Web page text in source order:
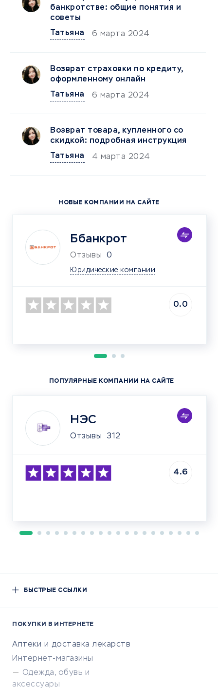
банкротстве: общие понятия и
советы
Татьяна
6 марта 2024
Возврат страховки по кредиту,
оформленному онлайн
Татьяна
6 марта 2024
Возврат товара, купленного со
скидкой: подробная инструкция
Татьяна
4 марта 2024
НОВЫЕ КОМПАНИИ НА САЙТЕ
Ббанкрот
Отзывы 0
Юридические компании
0.0
ПОПУЛЯРНЫЕ КОМПАНИИ НА САЙТЕ
НЭС
Отзывы 312
4.6
БЫСТРЫЕ ССЫЛКИ
ПОКУПКИ В ИНТЕРНЕТЕ
Аптеки и доставка лекарств
Интернет-магазины
Одежда, обувь и
аксессуары